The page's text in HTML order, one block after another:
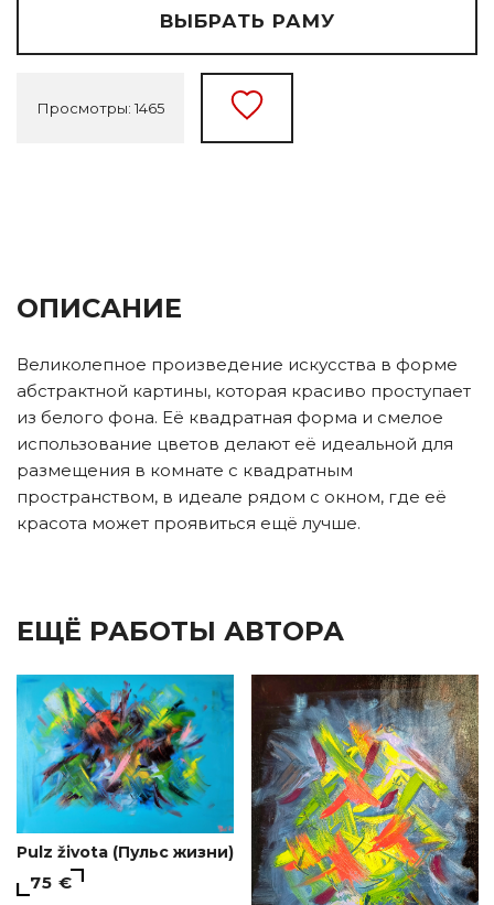
ВЫБРАТЬ РАМУ
Просмотры: 1465
ОПИСАНИЕ
Великолепное произведение искусства в форме
абстрактной картины, которая красиво проступает
из белого фона. Её квадратная форма и смелое
использование цветов делают её идеальной для
размещения в комнате с квадратным
пространством, в идеале рядом с окном, где её
красота может проявиться ещё лучше.
ЕЩЁ РАБОТЫ АВТОРА
Pulz života (Пульс жизни)
75 €